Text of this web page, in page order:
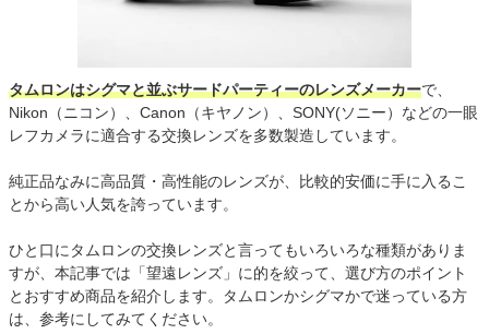
タムロンはシグマと並ぶサードパーティーのレンズメーカーで、
Nikon（ニコン）、Canon（キヤノン）、SONY(ソニー）などの一眼
レフカメラに適合する交換レンズを多数製造しています。
純正品なみに高品質・高性能のレンズが、比較的安価に手に入るこ
とから高い人気を誇っています。
ひと口にタムロンの交換レンズと言ってもいろいろな種類がありま
すが、本記事では「望遠レンズ」に的を絞って、選び方のポイント
とおすすめ商品を紹介します。タムロンかシグマかで迷っている方
は、参考にしてみてください。